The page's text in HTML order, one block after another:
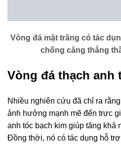
Vòng đá mặt trăng có tác
chống căng thẳng
Vòng đá thạch anh
Nhiều nghiên cứu đã chỉ ra
ảnh hưởng mạnh mẽ đến trực
anh tóc bạch kim giúp tăng khả
Đồng thời, nó có tác dụng hỗ